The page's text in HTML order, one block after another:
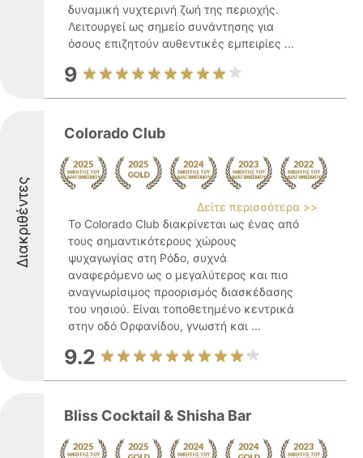
δυναμική νυχτερινή ζωή της περιοχής.
Λειτουργεί ως σημείο συνάντησης για
όσους επιζητούν αυθεντικές εμπειρίες ...
9
Διακριθέντες
Colorado Club
Δείτε περισσότερα >>
Το Colorado Club διακρίνεται ως ένας από
τους σημαντικότερους χώρους
ψυχαγωγίας στη Ρόδο, συχνά
αναφερόμενο ως ο μεγαλύτερος και πιο
αναγνωρίσιμος προορισμός διασκέδασης
του νησιού. Είναι τοποθετημένο κεντρικά
στην οδό Ορφανίδου, γνωστή και ...
9.2
Bliss Cocktail & Shisha Bar